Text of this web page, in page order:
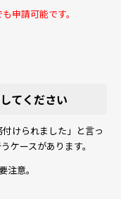
申請可能です。
てください
けられました」と言っ
ケースがあります。
意。